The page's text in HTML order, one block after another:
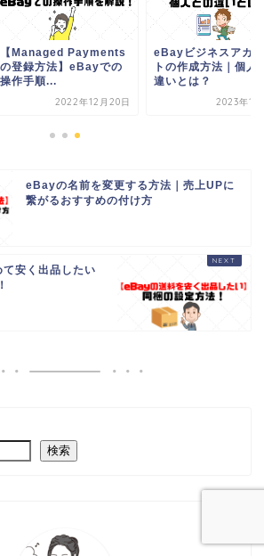
【Managed Payments
の登録方法】eBayでの
操作手順...
2022年12月20日
eBayビジネスアカ
トの作成方法｜個人
違いとは？
2023年1
eBayの名前を変更する方法｜売上UPに
繋がるおすすめの付け方
安く出品したい
検索